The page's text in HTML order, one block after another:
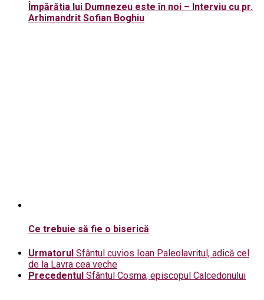
Împărătia lui Dumnezeu este în noi – Interviu cu pr.
Arhimandrit Sofian Boghiu
Ce trebuie să fie o biserică
Urmatorul Sfântul cuvios Ioan Paleolavritul, adică cel
de la Lavra cea veche
Precedentul Sfântul Cosma, episcopul Calcedonului